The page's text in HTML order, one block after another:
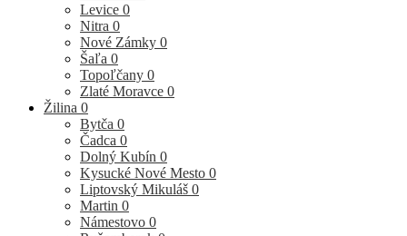
Levice 0
Nitra 0
Nové Zámky 0
Šaľa 0
Topoľčany 0
Zlaté Moravce 0
Žilina 0
Bytča 0
Čadca 0
Dolný Kubín 0
Kysucké Nové Mesto 0
Liptovský Mikuláš 0
Martin 0
Námestovo 0